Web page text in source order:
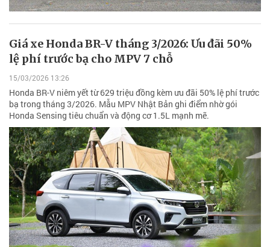
Giá xe Honda BR-V tháng 3/2026: Ưu đãi 50%
lệ phí trước bạ cho MPV 7 chỗ
15/03/2026 13:26
Honda BR-V niêm yết từ 629 triệu đồng kèm ưu đãi 50% lệ phí trước
bạ trong tháng 3/2026. Mẫu MPV Nhật Bản ghi điểm nhờ gói
Honda Sensing tiêu chuẩn và động cơ 1.5L mạnh mẽ.